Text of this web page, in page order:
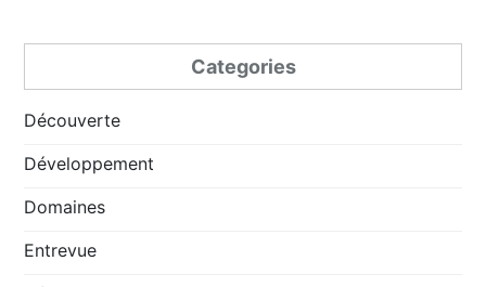
Categories
Découverte
Développement
Domaines
Entrevue